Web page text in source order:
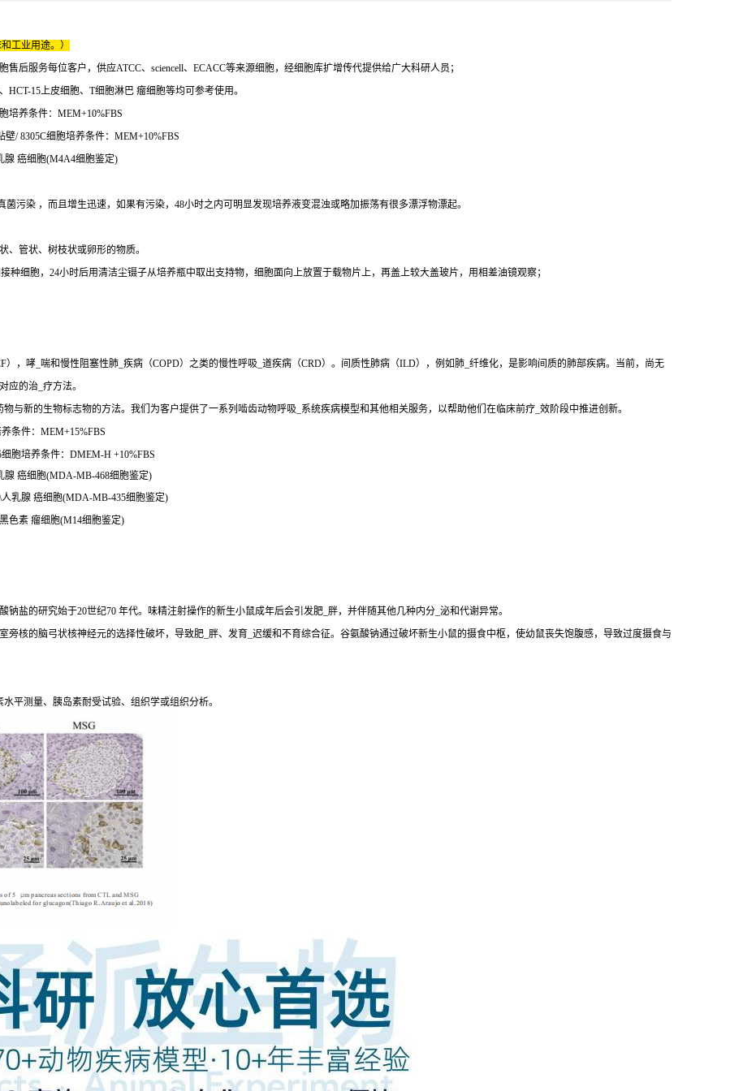
工业用途。）
后服务每位客户，供应ATCC、sciencell、ECACC等来源细胞，经细胞库扩增传代提供给广大科研人员；
15上皮细胞、T细胞淋巴 瘤细胞等均可参考使用。
培养条件：MEM+10%FBS
/ 8305C细胞培养条件：MEM+10%FBS
腺 癌细胞(M4A4细胞鉴定)
污染 ，而且增生迅速，如果有污染，48小时之内可明显发现培养液变混浊或略加振荡有很多漂浮物漂起。
、管状、树枝状或卵形的物质。
种细胞，24小时后用清洁尘镊子从培养瓶中取出支持物，细胞面向上放置于载物片上，再盖上较大盖玻片，用相差油镜观察；
，哮_喘和慢性阻塞性肺_疾病（COPD）之类的慢性呼吸_道疾病（CRD）。间质性肺病（ILD），例如肺_纤维化，是影响间质的肺部疾病。当前，尚无
应的治_疗方法。
与新的生物标志物的方法。我们为客户提供了一系列啮齿动物呼吸_系统疾病模型和其他相关服务，以帮助他们在临床前疗_效阶段中推进创新。
条件：MEM+15%FBS
胞培养条件：DMEM-H +10%FBS
腺 癌细胞(MDA-MB-468细胞鉴定)
乳腺 癌细胞(MDA-MB-435细胞鉴定)
色素 瘤细胞(M14细胞鉴定)
盐的研究始于20世纪70 年代。味精注射操作的新生小鼠成年后会引发肥_胖，并伴随其他几种内分_泌和代谢异常。
核的脑弓状核神经元的选择性破坏，导致肥_胖、发育_迟缓和不育综合征。谷氨酸钠通过破坏新生小鼠的摄食中枢，使幼鼠丧失饱腹感，导致过度摄食与
平测量、胰岛素耐受试验、组织学或组织分析。